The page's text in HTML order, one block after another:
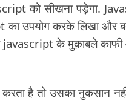
को सीखना पड़ेगा.
का उपयोग करके लिखा और
javascript के मुक़ाबले
है तो उसका नुकसान